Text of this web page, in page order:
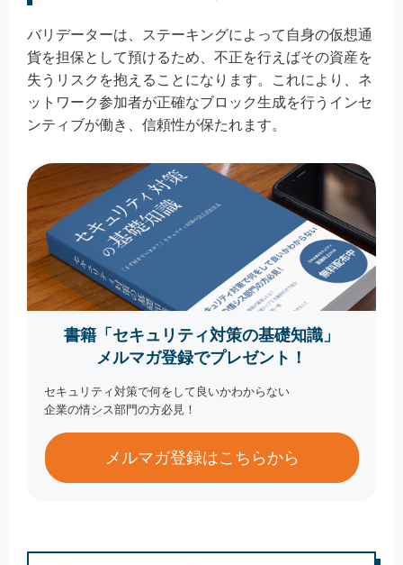
バリデーターは、ステーキングによって自身の仮想通
貨を担保として預けるため、不正を行えばその資産を
失うリスクを抱えることになります。これにより、ネ
ットワーク参加者が正確なブロック生成を行うインセ
ンティブが働き、信頼性が保たれます。
書籍「セキュリティ対策の基礎知識」
メルマガ登録でプレゼント！
セキュリティ対策で何をして良いかわからない
企業の情シス部門の方必見！
メルマガ登録はこちらから